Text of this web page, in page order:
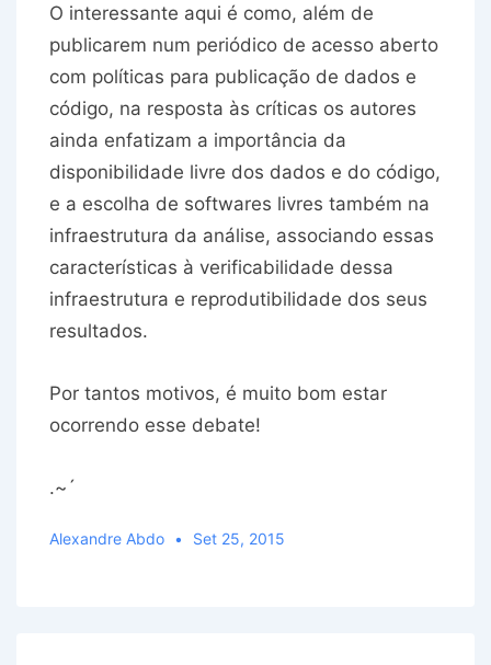
O interessante aqui é como, além de
publicarem num periódico de acesso aberto
com políticas para publicação de dados e
código, na resposta às críticas os autores
ainda enfatizam a importância da
disponibilidade livre dos dados e do código,
e a escolha de softwares livres também na
infraestrutura da análise, associando essas
características à verificabilidade dessa
infraestrutura e reprodutibilidade dos seus
resultados.
Por tantos motivos, é muito bom estar
ocorrendo esse debate!
.~´
Alexandre Abdo Set 25, 2015